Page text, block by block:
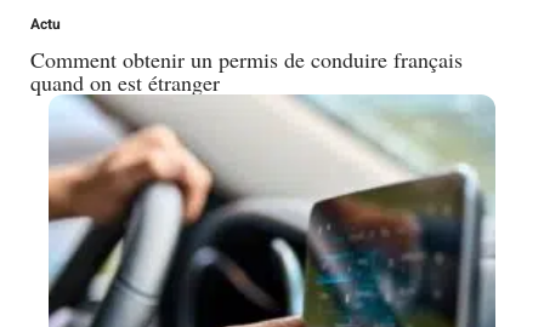
Actu
Comment obtenir un permis de conduire français
quand on est étranger